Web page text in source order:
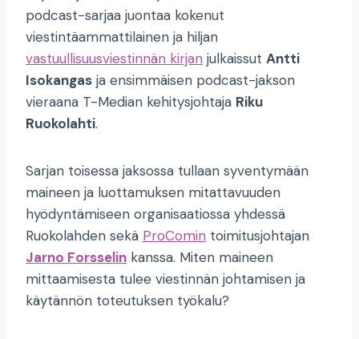
podcast-sarjaa juontaa kokenut
viestintäammattilainen ja hiljan
vastuullisuusviestinnän kirjan julkaissut Antti
Isokangas ja ensimmäisen podcast-jakson
vieraana T-Median kehitysjohtaja Riku
Ruokolahti.
Sarjan toisessa jaksossa tullaan syventymään
maineen ja luottamuksen mitattavuuden
hyödyntämiseen organisaatiossa yhdessä
Ruokolahden sekä ProComin toimitusjohtajan
Jarno Forsselin kanssa. Miten maineen
mittaamisesta tulee viestinnän johtamisen ja
käytännön toteutuksen työkalu?